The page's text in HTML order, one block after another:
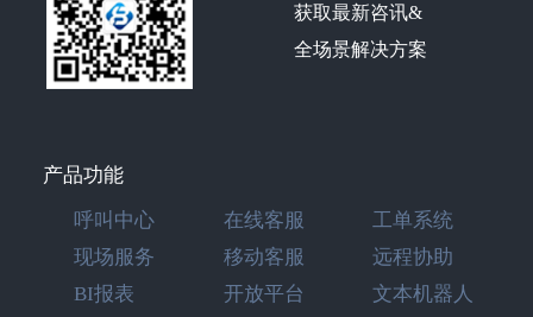
获取最新咨讯&
全场景解决方案
产品功能
呼叫中心
在线客服
工单系统
现场服务
移动客服
远程协助
BI报表
开放平台
文本机器人